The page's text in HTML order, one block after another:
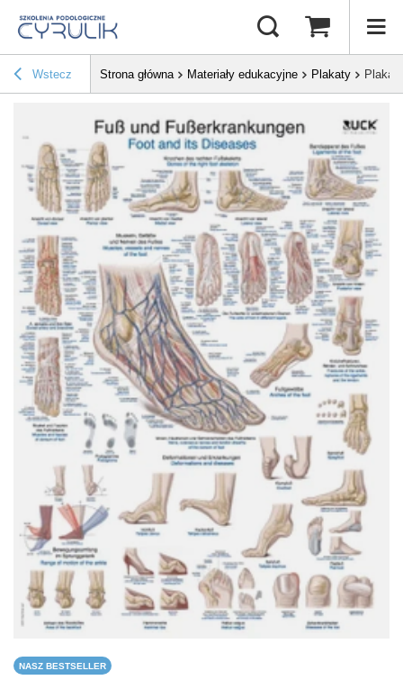
Wstecz Strona główna Materiały edukacyjne Plakaty Plakat
NASZ BESTSELLER